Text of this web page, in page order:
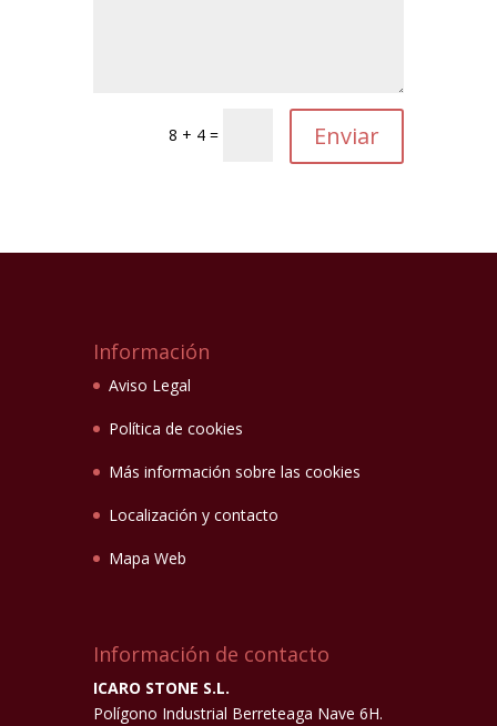
8 + 4 =
Información
Aviso Legal
Política de cookies
Más información sobre las cookies
Localización y contacto
Mapa Web
Información de contacto
ICARO STONE S.L.
Polígono Industrial Berreteaga Nave 6H.